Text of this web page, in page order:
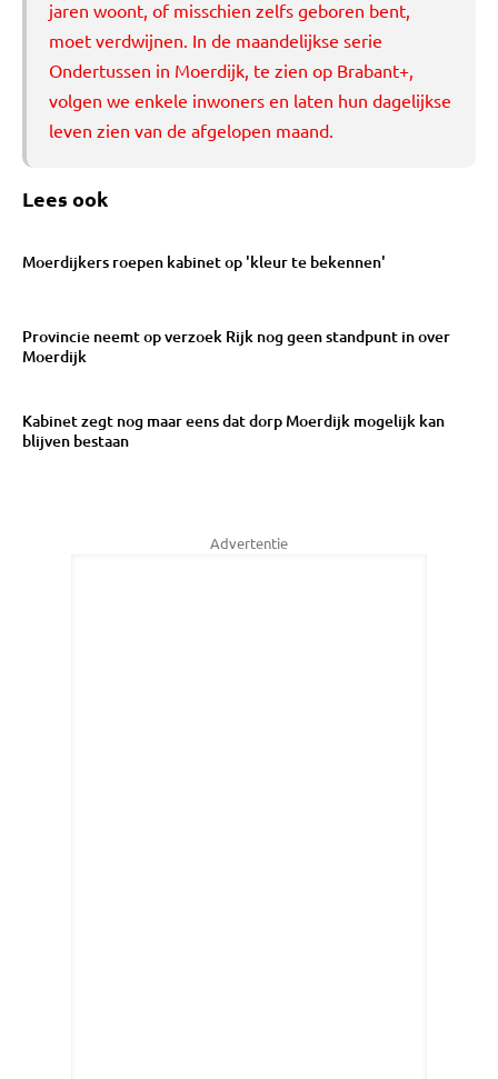
jaren woont, of misschien zelfs geboren bent,
moet verdwijnen. In de maandelijkse serie
Ondertussen in Moerdijk, te zien op Brabant+,
volgen we enkele inwoners en laten hun dagelijkse
leven zien van de afgelopen maand.
Lees ook
Moerdijkers roepen kabinet op 'kleur te bekennen'
Provincie neemt op verzoek Rijk nog geen standpunt in over
Moerdijk
Kabinet zegt nog maar eens dat dorp Moerdijk mogelijk kan
blijven bestaan
Advertentie